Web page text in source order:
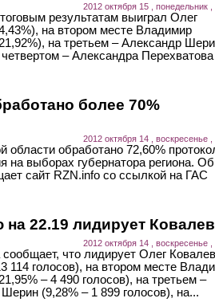
2012 октября 15 , понедельник ,
результатам выиграл Олег
на втором месте Владимир
на третьем – Александр
– Александра Перехватова
более 70%
2012 октября 14 , воскресенье ,
области обработано 72,60%
на выборах губернатора региона. Об
сайт RZN.info со ссылкой на ГАС
22.19 лидирует Ковалев
2012 октября 14 , воскресенье ,
что лидирует Олег Ковалев
114 голосов), на втором месте
– 4 490 голосов), на третьем –
(9,28% – 1 899 голосов), на...